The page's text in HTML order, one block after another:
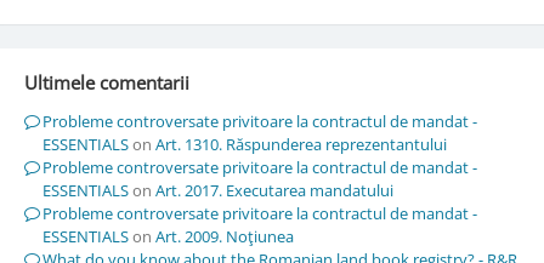
Ultimele comentarii
Probleme controversate privitoare la contractul de mandat -
ESSENTIALSon Art. 1310. Răspunderea reprezentantului
Probleme controversate privitoare la contractul de mandat -
ESSENTIALSon Art. 2017. Executarea mandatului
Probleme controversate privitoare la contractul de mandat -
ESSENTIALSon Art. 2009. Noţiunea